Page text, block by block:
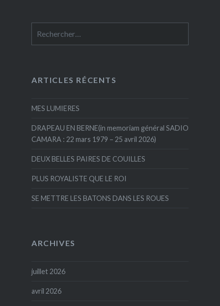
ARTICLES RÉCENTS
MES LUMIERES
DRAPEAU EN BERNE(in memoriam général SADIO
CAMARA : 22 mars 1979 – 25 avril 2026)
DEUX BELLES PAIRES DE COUILLES
PLUS ROYALISTE QUE LE ROI
SE METTRE LES BATONS DANS LES ROUES
ARCHIVES
juillet 2026
avril 2026